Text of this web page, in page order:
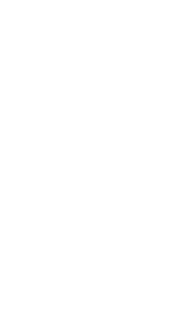
désignée par
ou ancienne.
la